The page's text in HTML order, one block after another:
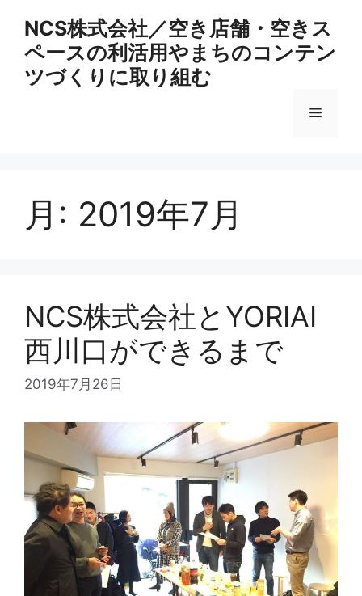
NCS株式会社／空き店舗・空きス
ペースの利活用やまちのコンテン
ツづくりに取り組む
メ
月: 2019年7月
NCS株式会社とYORIAI
西川口ができるまで
2019年7月26日